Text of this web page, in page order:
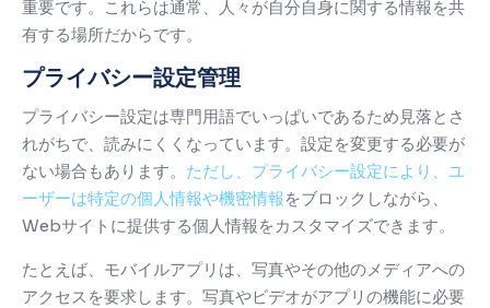
重要です。これらは通常、人々が自分自身に関する情報を共
有する場所だからです。
プライバシー設定管理
プライバシー設定は専門用語でいっぱいであるため見落とさ
れがちで、読みにくくなっています。 設定を変更する必要が
ない場合もあります。 ただし、プライバシー設定により、ユ
ーザーは特定の個人情報や機密情報をブロックしながら、
Webサイトに提供する個人情報をカスタマイズできます。
たとえば、モバイルアプリは、写真やその他のメディアへの
アクセスを要求します。 写真やビデオがアプリの機能に必要